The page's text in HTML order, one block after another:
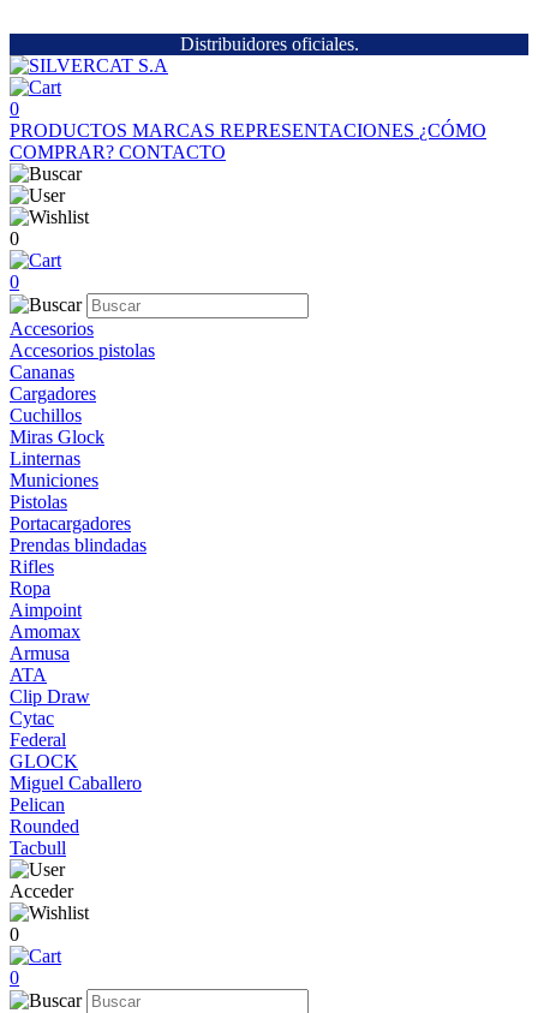
Distribuidores oficiales.
0
PRODUCTOS MARCAS REPRESENTACIONES ¿CÓMO
COMPRAR? CONTACTO
0
0
Accesorios
Accesorios pistolas
Cananas
Cargadores
Cuchillos
Miras Glock
Linternas
Municiones
Pistolas
Portacargadores
Prendas blindadas
Rifles
Ropa
Aimpoint
Amomax
Armusa
ATA
Clip Draw
Cytac
Federal
GLOCK
Miguel Caballero
Pelican
Rounded
Tacbull
Acceder
0
0